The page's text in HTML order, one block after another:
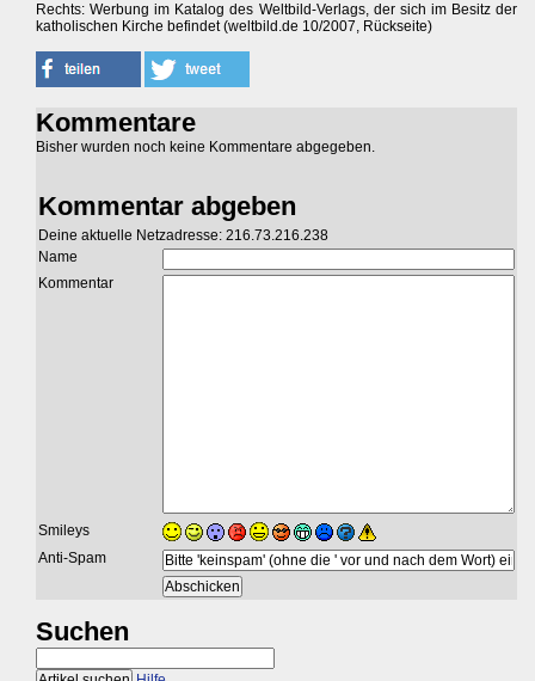
Rechts: Werbung im Katalog des Weltbild-Verlags, der sich im Besitz der
katholischen Kirche befindet (weltbild.de 10/2007, Rückseite)
Kommentare
Bisher wurden noch keine Kommentare abgegeben.
Kommentar abgeben
Deine aktuelle Netzadresse: 216.73.216.238
Name
Kommentar
Smileys
Anti-Spam
Suchen